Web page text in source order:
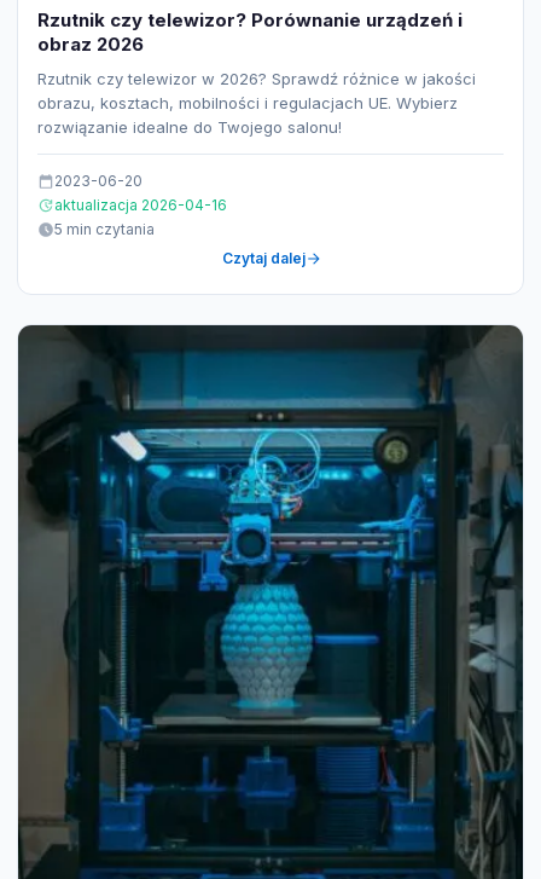
Rzutnik czy telewizor? Porównanie urządzeń i
obraz 2026
Rzutnik czy telewizor w 2026? Sprawdź różnice w jakości
obrazu, kosztach, mobilności i regulacjach UE. Wybierz
rozwiązanie idealne do Twojego salonu!
2023-06-20
aktualizacja 2026-04-16
5 min czytania
Czytaj dalej